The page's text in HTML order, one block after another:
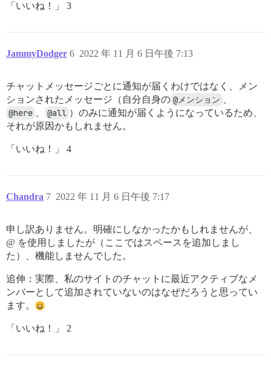
「いいね！」 3
JammyDodger 2022 年 11 月 6 日午後 7:13
6
チャットメッセージごとに通知が届くわけではなく、メン
ションされたメッセージ（自分自身の @メンション
@here @all ）のみに通知が届くようになっているため、
それが原因かもしれません。
「いいね！」 4
Chandra 2022 年 11 月 6 日午後 7:17
7
申し訳ありません。明確にしなかったかもしれませんが、
@ を使用しましたが（ここではスペースを追加しまし
た）、機能しませんでした。
追伸：実際、私のサイトのチャットに最近アクティブなメ
ンバーとして追加されていないのはなぜだろうと思ってい
ます。
「いいね！」 2